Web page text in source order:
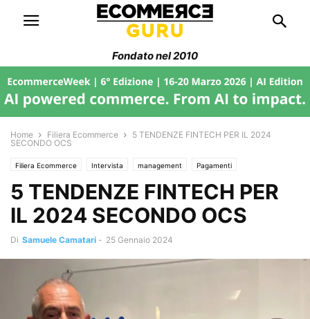
Fondato nel 2010
Home Filiera Ecommerce
5 TENDENZE FINTECH PER IL 2024
SECONDO OCS
Filiera Ecommerce Intervista management Pagamenti
Trend di Mercato
5 TENDENZE FINTECH PER
IL 2024 SECONDO OCS
Di Samuele Camatari - 25 Gennaio 2024